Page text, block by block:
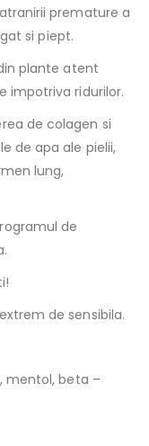
premature a
si piept.
plante atent
impotriva ridurilor.
de colagen si
de apa ale pielii,
lung,
de
extrem de sensibila.
mentol, beta –